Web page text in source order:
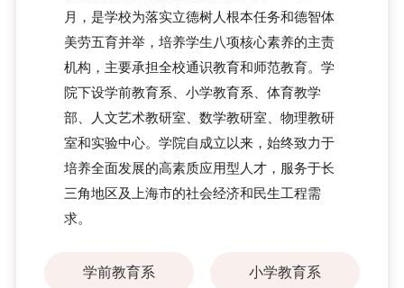
月，是学校为落实立德树人根本任务和德智体
美劳五育并举，培养学生八项核心素养的主责
机构，主要承担全校通识教育和师范教育。学
院下设学前教育系、小学教育系、体育教学
部、人文艺术教研室、数学教研室、物理教研
室和实验中心。学院自成立以来，始终致力于
培养全面发展的高素质应用型人才，服务于长
三角地区及上海市的社会经济和民生工程需
求。
学前教育系 小学教育系